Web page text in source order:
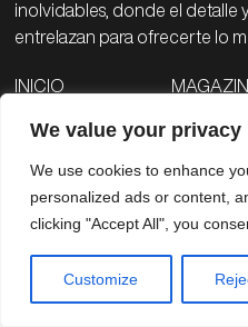
We value your privacy
We use cookies to enhance
personalized ads or content,
clicking "Accept All", you
Customize
inolvidables, donde el detalle
entrelazan para ofrecerte lo
INICIO
MOTOR